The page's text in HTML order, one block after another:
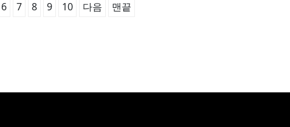
6 7 8 9 10 다음 맨끝